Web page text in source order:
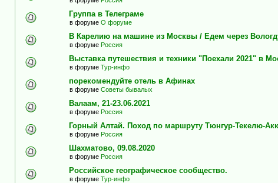
Группа в Телеграме
в форуме О форуме
В Карелию на машине из Москвы / Едем через
в форуме Россия
Выставка путешествия и техники "Поехали 2021" в
в форуме Тур-инфо
порекомендуйте отель в Афинах
в форуме Советы бывалых
Валаам, 21-23.06.2021
в форуме Россия
Горный Алтай. Поход по маршруту Тюнгур-Текелю-
в форуме Россия
Шахматово, 09.08.2020
в форуме Россия
Российское географическое сообщество.
в форуме Тур-инфо